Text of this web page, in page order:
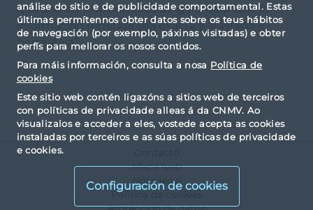
análise do sitio e de publicidade comportamental. Estas
últimas permítennos obter datos sobre os teus hábitos
de navegación (por exemplo, páxinas visitadas) e obter
perfís para mellorar os nosos contidos.
Para máis información, consulta a nosa Política de
cookies
Este sitio web contén ligazóns a sitios web de terceiros
con políticas de privacidade alleas á da CNMV. Ao
visualizalos e acceder a eles, vostede acepta as cookies
instaladas por terceiros e as súas políticas de privacidade
e cookies.
Configuración de cookies
que son las responsables de garantizar que la
información remitida sea exacta y ajustada a
normativa”
Mapa web
Nota legal
Política de cookies